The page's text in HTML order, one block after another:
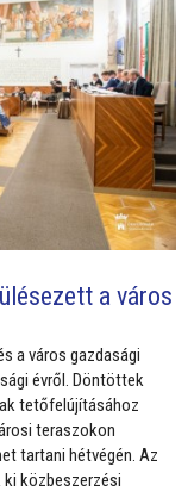
a város
a város gazdasági
évről. Döntöttek
tetőfelújításához
teraszokon
tartani hétvégén. Az
közbeszerzési